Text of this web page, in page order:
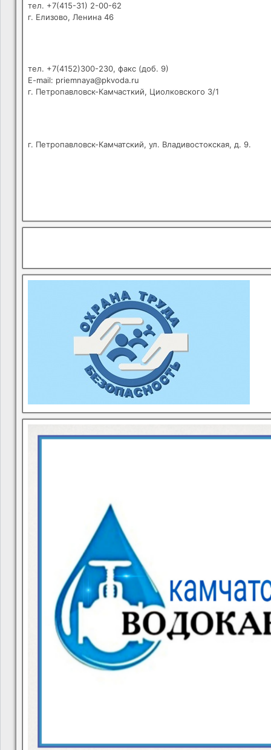
тел. +7(415-31) 2-00-62
г. Елизово, Ленина 46
тел. +7(4152)300-230, факс (доб. 9)
E-mail: priemnaya@pkvoda.ru
г. Петропавловск-Камчасткий, Циолковского 3/1
г. Петропавловск-Камчатский, ул. Владивостокская, д. 9.